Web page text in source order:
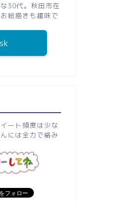
30代。秋田市在
絵描きも趣味で
ート頻度は少な
には全力で絡み